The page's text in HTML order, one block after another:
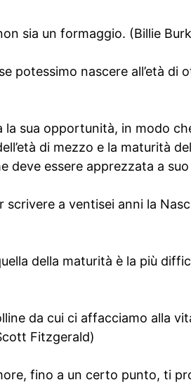
sia un formaggio. (Billie
potessimo nascere all’età di
sua opportunità, in modo
di mezzo e la maturità
deve essere apprezzata a
a ventisei anni la
della maturità è la più
da cui ci affacciamo alla
Fitzgerald)
fino a un certo punto, ti